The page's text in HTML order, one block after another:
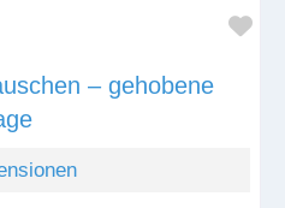
– gehobene